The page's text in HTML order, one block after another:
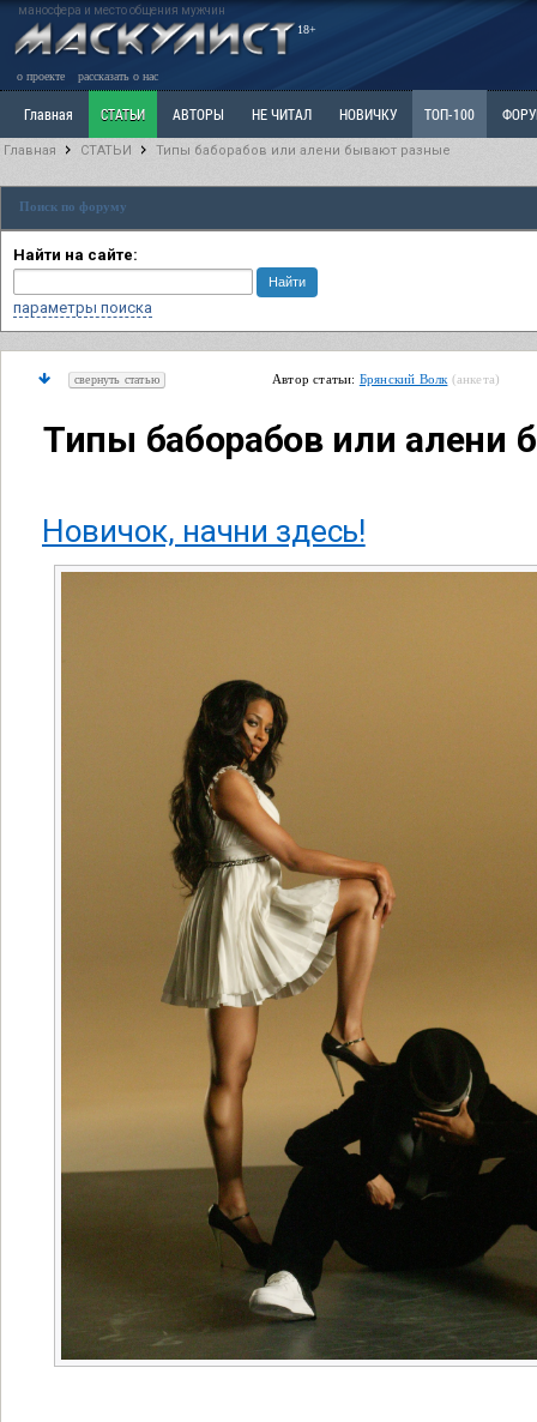
маносфера и место общения мужчин
18+
о проекте рассказать о нас
Главная СТАТЬИ АВТОРЫ НЕ ЧИТАЛ НОВИЧКУ ТОП-100
Ветка: Расстаюсь или Развожусь. САНЧАС Ветка: Наболевшее. Выскажись!
РАЗДЕЛ: Разное
Главная СТАТЬИ Типы баборабов или алени бывают разные
Поиск по форуму
Найти на сайте:
параметры поиска
свернуть статью Автор статьи: Брянский Волк (анкета)
Типы баборабов или алени
Новичок, начни здесь!